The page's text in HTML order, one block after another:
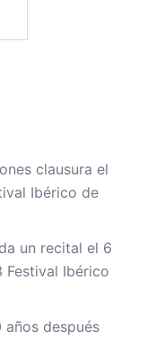
clausura el
Ibérico de
un recital el 6
Festival Ibérico
después